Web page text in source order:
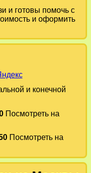
и готовы помочь с
и оформить
и конечной
Посмотреть на
Посмотреть на